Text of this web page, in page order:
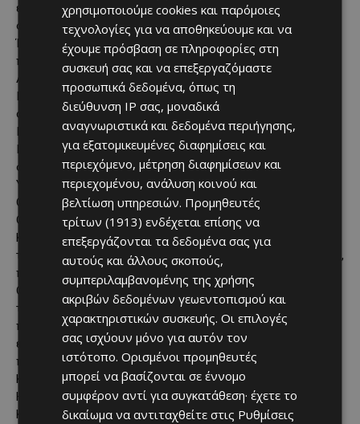
εξασφάλισαν την πρώτη θέση στον προκριματικό τους
όμιλο μπροστά από το Καμερούν.
Ένα αρχιπέλαγος 10 νησιών στον Ατλαντικό Ωκεανό με
πληθυσμό λιγότερους από 525.000 κατοίκους, το Πράσινο
Ακρωτήριο απέκτησε την ανεξαρτησία του από την
Πορτογαλία το 1975 και προσπάθησε για πρώτη φορά να
φτάσει στο Παγκόσμιο Κύπελλο όταν αυτό διεξήχθη στην
Ιαπωνία και τη Νότια Κορέα το 2002. Αντιμετωπίζει την
Ισπανία, τη Σαουδική Αραβία και την Ουρουγουάη στον 8ο
όμιλο.
Υπάρχουν δύο πρωτοεμφανιζόμενοι από την Ασία, το
Ουζμπεκιστάν και η Ιορδανία.
Οι Ουζμπέκοι, που έφτασαν στα ημιτελικά του Ασιατικού
Κυπέλλου το 2011, τερμάτισαν τη μακρά αναμονή τους για
την πρόκριση υπό τον αρχηγό της Ιταλίας, Φάμπιο Καναβάρο,
που κέρδισε το Παγκόσμιο Κύπελλο του 2006.
Οι« Λευκοί Λύκοι» διαθέτουν παίκτες όπως ο αμυντικός
της Μάντσεστερ Σίτι, Αμπντουκόντιρ Χουσάνοφ, και ο
πρώην επιθετικός της Ρόμα, Έλντορ Σομουρόντοφ, και
ελπίζουν να κάνουν τη διαφορά σε έναν όμιλο (11ο) που
περιλαμβάνει την Πορτογαλία, την Κολομβία και τη ΛΔ
Κονγκό.
Η Ιορδανία, εν τω μεταξύ, τερμάτισε πίσω από τη Νότια
Κορέα με τέσσερις νίκες και τέσσερις ισοπαλίες σε 10
χρησιμοποιούμε cookies και παρόμοιες
τεχνολογίες για να αποθηκεύουμε και να
έχουμε πρόσβαση σε πληροφορίες στη
συσκευή σας και να επεξεργαζόμαστε
προσωπικά δεδομένα, όπως τη
διεύθυνση IP σας, μοναδικά
αναγνωριστικά και δεδομένα περιήγησης,
για εξατομικευμένες διαφημίσεις και
περιεχόμενο, μέτρηση διαφημίσεων και
περιεχομένου, ανάλυση κοινού και
βελτίωση υπηρεσιών. Προμηθευτές
τρίτων (1913) ενδέχεται επίσης να
επεξεργάζονται τα δεδομένα σας για
αυτούς και άλλους σκοπούς,
συμπεριλαμβανομένης της χρήσης
ακριβών δεδομένων γεωεντοπισμού και
χαρακτηριστικών συσκευής. Οι επιλογές
σας ισχύουν μόνο για αυτόν τον
ιστότοπο. Ορισμένοι προμηθευτές
μπορεί να βασίζονται σε έννομο
συμφέρον αντί για συγκατάθεση· έχετε το
δικαίωμα να αντιταχθείτε στις Ρυθμίσεις